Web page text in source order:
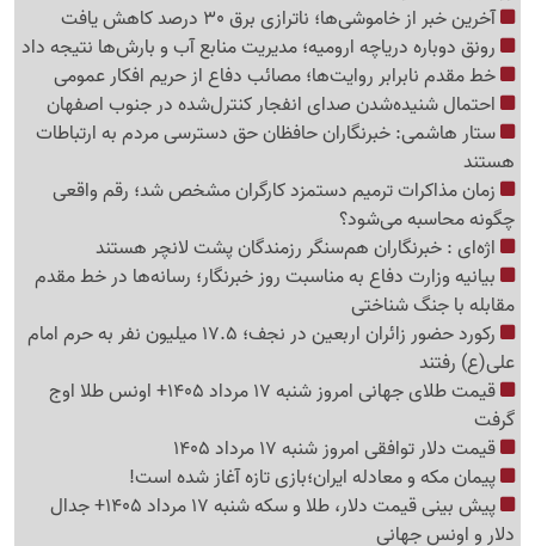
آخرین خبر از خاموشی‌ها؛ ناترازی برق 30 درصد کاهش یافت
رونق دوباره دریاچه ارومیه؛ مدیریت منابع آب و بارش‌ها نتیجه داد
خط مقدم نابرابر روایت‌ها؛ مصائب دفاع از حریم افکار عمومی
احتمال شنیده‌شدن صدای انفجار کنترل‌شده در جنوب اصفهان
ستار هاشمی: خبرنگاران حافظان حق دسترسی مردم به ارتباطات
هستند
زمان مذاکرات ترمیم دستمزد کارگران مشخص شد؛ رقم واقعی
چگونه محاسبه می‌شود؟
اژه‌ای : خبرنگاران هم‌سنگر رزمندگان پشت لانچر هستند
بیانیه وزارت دفاع به مناسبت روز خبرنگار؛ رسانه‌ها در خط مقدم
مقابله با جنگ شناختی
رکورد حضور زائران اربعین در نجف؛ 17.5 میلیون نفر به حرم امام
علی(ع) رفتند
قیمت طلای جهانی امروز شنبه 17 مرداد 1405+ اونس طلا اوج
گرفت
قیمت دلار توافقی امروز شنبه 17 مرداد 1405
پیمان مکه و معادله ایران؛بازی تازه آغاز شده است!
پیش ‌بینی قیمت دلار، طلا و سکه شنبه 17 مرداد 1405+ جدال
دلار و اونس جهانی